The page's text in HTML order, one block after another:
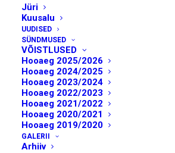
Jüri
Kuusalu
UUDISED
SÜNDMUSED
VÕISTLUSED
Hooaeg 2025/2026
Hooaeg 2024/2025
Hooaeg 2023/2024
Hooaeg 2022/2023
Hooaeg 2021/2022
Hooaeg 2020/2021
Hooaeg 2019/2020
GALERII
Arhiiv